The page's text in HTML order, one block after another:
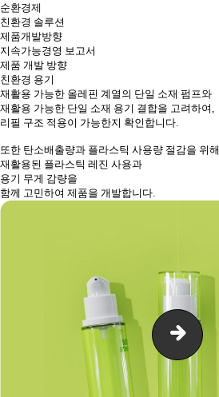
순환경제
친환경 솔루션
제품개발방향
지속가능경영 보고서
제품 개발 방향
친환경 용기
재활용 가능한 올레핀 계열의 단일 소재 펌프와
재활용 가능한 단일 소재 용기 결합을 고려하여,
리필 구조 적용이 가능한지 확인합니다.
또한 탄소배출량과 플라스틱 사용량 절감을 위해
재활용된 플라스틱 레진 사용과
용기 무게 감량을
함께 고민하여 제품을 개발합니다.